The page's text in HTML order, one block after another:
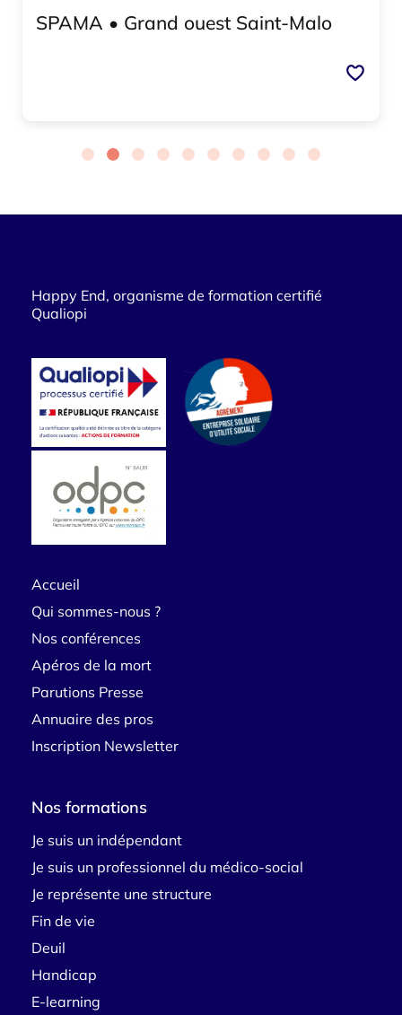
SPAMA • Grand ouest Saint-Malo
Happy End, organisme de formation certifié
Qualiopi
Accueil
Qui sommes-nous ?
Nos conférences
Apéros de la mort
Parutions Presse
Annuaire des pros
Inscription Newsletter
Nos formations
Je suis un indépendant
Je suis un professionnel du médico-social
Je représente une structure
Fin de vie
Deuil
Handicap
E-learning